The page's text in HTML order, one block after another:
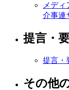
メディ
介事連
提言・
提言・
その他